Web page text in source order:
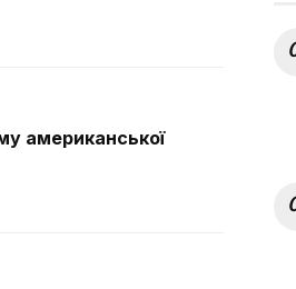
американської